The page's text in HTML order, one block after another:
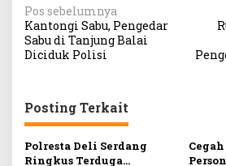
N
a
v
g
a
s
Pos sebelumnya
Kantongi Sabu, Pengedar
Sabu di Tanjung Balai
Diciduk Polisi
Posting Terkait
Polresta Deli Serdang
Ringkus Terduga